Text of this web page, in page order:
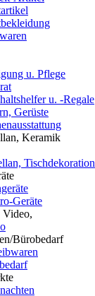
u. Pflege
u. -Regale
Gerüste
Keramik
Tischdekoration
Geräte
Video,
Bürobedarf